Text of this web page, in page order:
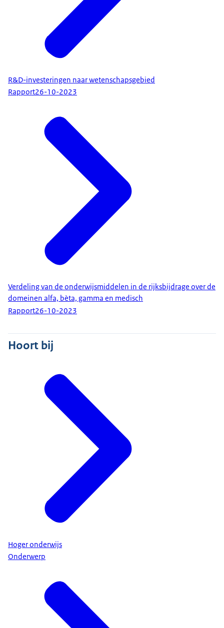
R&D-investeringen naar wetenschapsgebied
Rapport26-10-2023
Verdeling van de onderwijsmiddelen in de rijksbijdrage over de
domeinen alfa, bèta, gamma en medisch
Rapport26-10-2023
Hoort bij
Hoger onderwijs
Onderwerp